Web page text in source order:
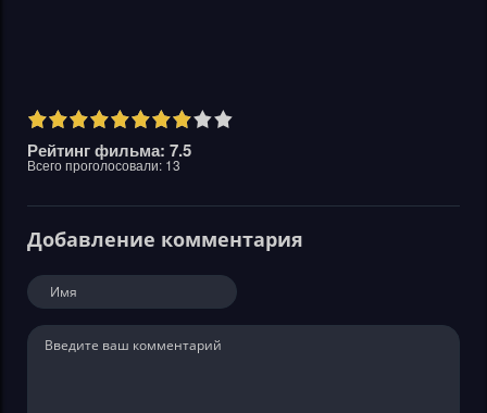
Рейтинг фильма: 7.5
Всего проголосовали: 13
Добавление комментария